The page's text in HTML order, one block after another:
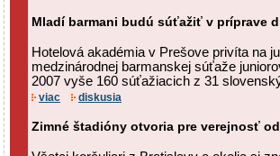
Mladí barmani budú súťažiť v príprave
Hotelová akadémia v Prešove privíta na
medzinárodnej barmanskej súťaže
2007 vyše 160 súťažiacich z 31
viac diskusia
Zimné štadióny otvoria pre verejnosť